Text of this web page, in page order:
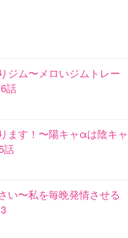
ジム〜メロいジムトレー
話
ます！〜陽キャαは陰キャ
話
い〜私を毎晩発情させる